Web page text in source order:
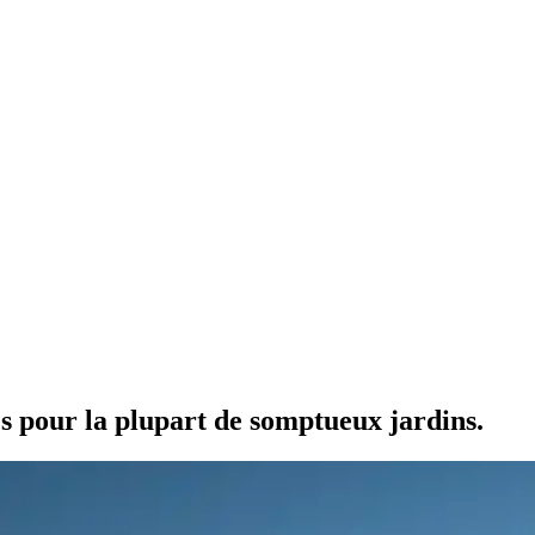
pour la plupart de somptueux jardins.